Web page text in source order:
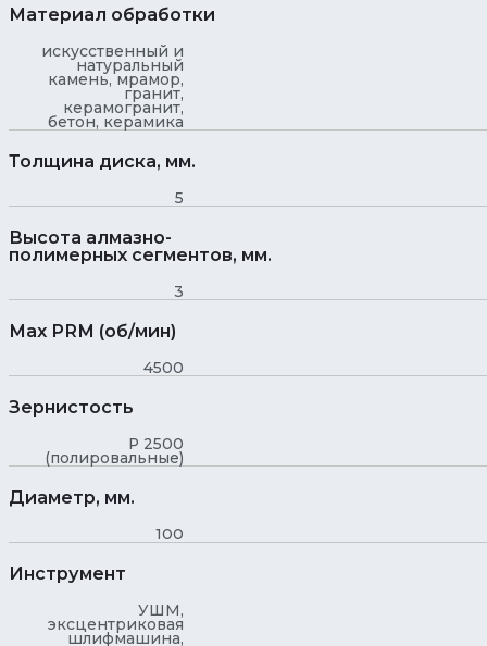
Материал обработки
искусственный и
натуральный
камень, мрамор,
гранит,
керамогранит,
бетон, керамика
Толщина диска, мм.
5
Высота алмазно-
полимерных сегментов, мм.
3
Maх PRM (об/мин)
4500
Зернистость
Р 2500
(полировальные)
Диаметр, мм.
100
Инструмент
УШМ,
эксцентриковая
шлифмашина,